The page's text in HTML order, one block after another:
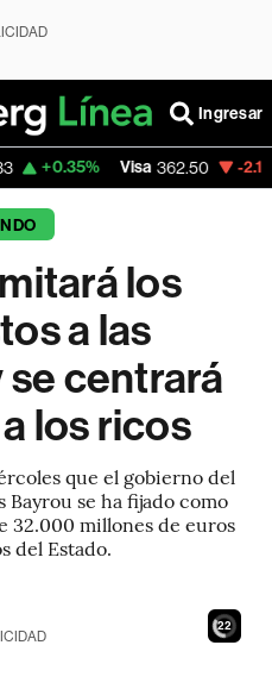
Ingresar
Visa 362.50 -2.15%
los
a las
se centrará
los ricos
que el gobierno del
se ha fijado como
32.000 millones de euros
del Estado.
21